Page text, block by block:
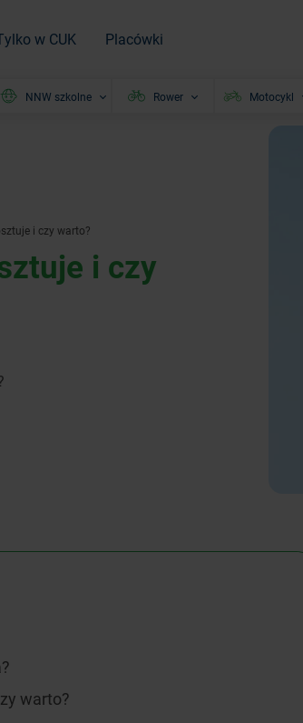
w CUK Placówki
NNW szkolne Rower Motocykl
i czy warto?
i czy
warto?